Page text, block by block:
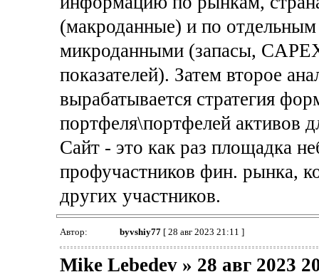
(макроданные) и по
микроданными (запасы,
показателей). Затем второе
вырабатывается стратегия
портфеля\портфелей активов
Сайт - это как раз площадка
профучастников фин. рынка,
других участников.
Автор: byvshiy77[ 28 авг 2023 21:11 ]
Mike Lebedev » 28 авг 2023